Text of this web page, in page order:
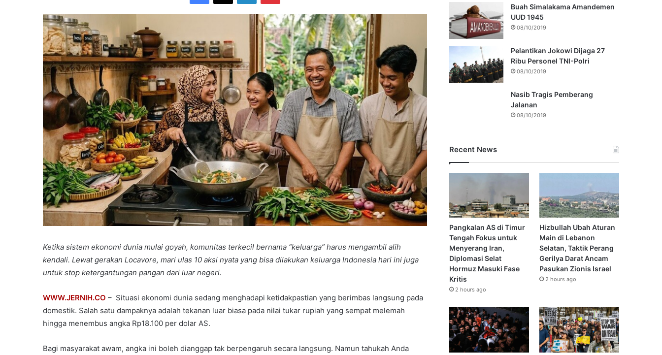
Ketika sistem ekonomi dunia mulai goyah, komunitas terkecil bernama “keluarga” harus mengambil alih
kendali. Lewat gerakan Locavore, mari ulas 10 aksi nyata yang bisa dilakukan keluarga Indonesia hari ini juga
untuk stop ketergantungan pangan dari luar negeri.
WWW.JERNIH.CO – Situasi ekonomi dunia sedang menghadapi ketidakpastian yang berimbas langsung pada
domestik. Salah satu dampaknya adalah tekanan luar biasa pada nilai tukar rupiah yang sempat melemah
hingga menembus angka Rp18.100 per dolar AS.
Bagi masyarakat awam, angka ini boleh dianggap tak berpengaruh secara langsung. Namun tahukah Anda
Buah Simalakama Amandemen
UUD 1945
08/10/2019
Pelantikan Jokowi Dijaga 27
Ribu Personel TNI-Polri
08/10/2019
Nasib Tragis Pemberang
Jalanan
08/10/2019
Recent News
Pangkalan AS di Timur
Tengah Fokus untuk
Menyerang Iran,
Diplomasi Selat
Hormuz Masuki Fase
Kritis
2 hours ago
Hizbullah Ubah Aturan
Main di Lebanon
Selatan, Taktik Perang
Gerilya Darat Ancam
Pasukan Zionis Israel
2 hours ago